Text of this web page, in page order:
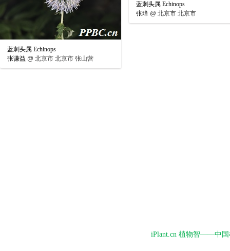
蓝刺头属 Echinops
张璋 @ 北京市 北京市
蓝刺头属 Echinops
张谦益 @ 北京市 北京市 张山营
iPlant.cn 植物智——中国